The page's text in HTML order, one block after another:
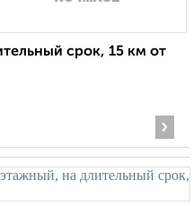
срок, 15 км от
›